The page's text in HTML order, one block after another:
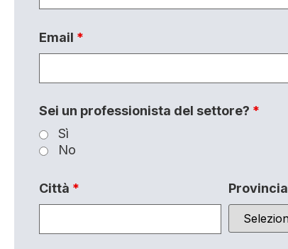
Email *
Sei un professionista del settore? *
Sì
No
Città * Provincia